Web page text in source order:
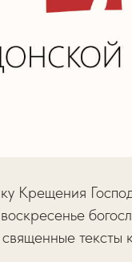
Крещения
тексты